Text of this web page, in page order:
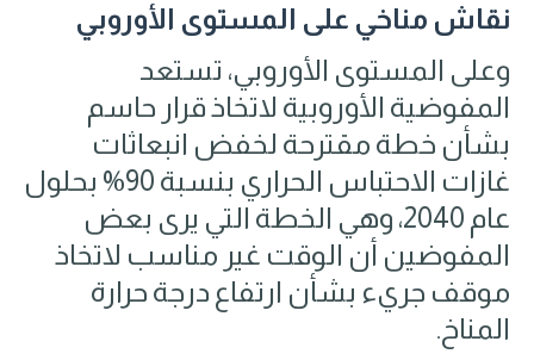
نقاش مناخي على المستوى الأوروبي
وعلى المستوى الأوروبي، تستعد
المفوضية الأوروبية لاتخاذ قرار حاسم
بشأن خطة مقترحة لخفض انبعاثات
غازات الاحتباس الحراري بنسبة 90% بحلول
عام 2040، وهي الخطة التي يرى بعض
المفوضين أن الوقت غير مناسب لاتخاذ
موقف جريء بشأن ارتفاع درجة حرارة
المناخ.